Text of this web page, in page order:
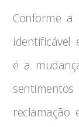
Conforme a
identificável
é a
reclamação